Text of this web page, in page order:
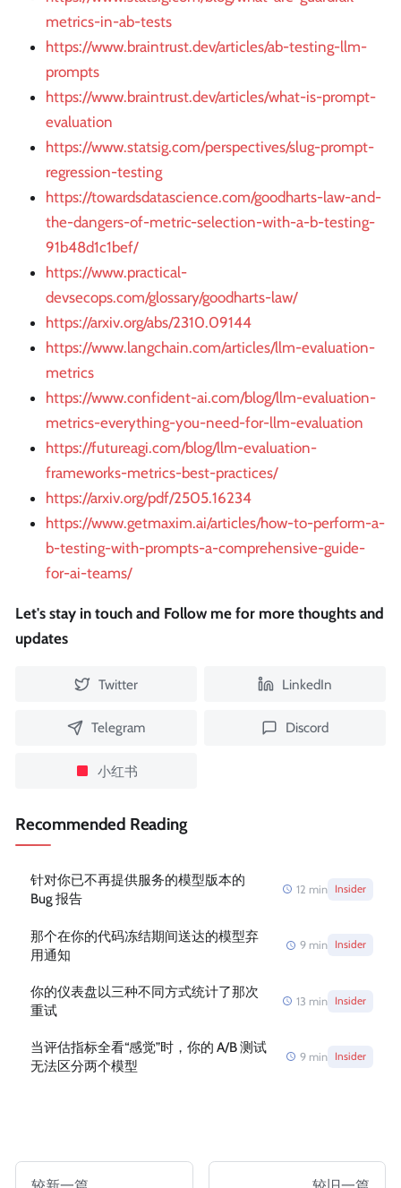
metrics-in-ab-tests
https://www.braintrust.dev/articles/ab-testing-llm-
prompts
https://www.braintrust.dev/articles/what-is-prompt-
evaluation
https://www.statsig.com/perspectives/slug-prompt-
regression-testing
https://towardsdatascience.com/goodharts-law-and-
the-dangers-of-metric-selection-with-a-b-testing-
91b48d1c1bef/
https://www.practical-
devsecops.com/glossary/goodharts-law/
https://arxiv.org/abs/2310.09144
https://www.langchain.com/articles/llm-evaluation-
metrics
https://www.confident-ai.com/blog/llm-evaluation-
metrics-everything-you-need-for-llm-evaluation
https://futureagi.com/blog/llm-evaluation-
frameworks-metrics-best-practices/
https://arxiv.org/pdf/2505.16234
https://www.getmaxim.ai/articles/how-to-perform-a-
b-testing-with-prompts-a-comprehensive-guide-
for-ai-teams/
Let's stay in touch and Follow me for more thoughts and
updates
Twitter LinkedIn
Telegram Discord
小红书
Recommended Reading
针对你已不再提供服务的模型版本的
Bug 报告
12 min Insider
那个在你的代码冻结期间送达的模型弃
用通知
9 min Insider
你的仪表盘以三种不同方式统计了那次
重试
13 min Insider
当评估指标全看“感觉”时，你的 A/B 测试
无法区分两个模型
9 min Insider